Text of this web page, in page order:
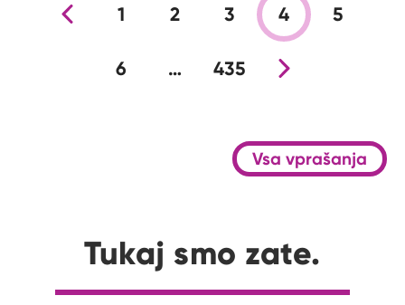
Prejšnja stran
1 2 3 4 5
6 … 435Nova stran
Vsa vprašanja
Tukaj smo zate.